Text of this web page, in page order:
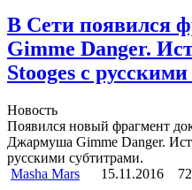
В Сети появился
Gimme Danger.
Stooges с
Новость
Появился новый фрагмент
Джармуша Gimme Danger.
русскими субтитрами.
Masha Mars
15.11.2016